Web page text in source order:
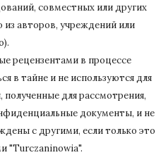
, совместных или других
из авторов, учреждений или
рецензентами в процессе
в тайне и не используются для
для рассмотрения,
документы, и не
с другими, если только это
"Turczaninowia".